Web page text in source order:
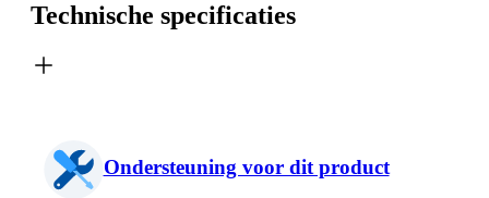
Technische specificaties
Ondersteuning voor dit product